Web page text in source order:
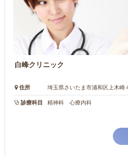
白峰クリニック
住所 埼玉県さいたま市浦和区上木崎
診療科目 精神科 心療内科